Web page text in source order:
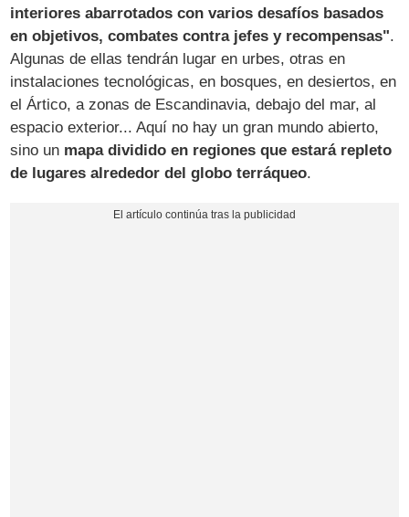
interiores abarrotados con varios desafíos basados
en objetivos, combates contra jefes y recompensas".
Algunas de ellas tendrán lugar en urbes, otras en
instalaciones tecnológicas, en bosques, en desiertos, en
el Ártico, a zonas de Escandinavia, debajo del mar, al
espacio exterior... Aquí no hay un gran mundo abierto,
sino un mapa dividido en regiones que estará repleto
de lugares alrededor del globo terráqueo.